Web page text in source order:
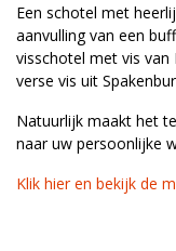
Een schotel met
aanvulling van een
visschotel met vis
verse vis uit
Natuurlijk maakt het
naar uw persoonlijke
Klik hier en bekijk de